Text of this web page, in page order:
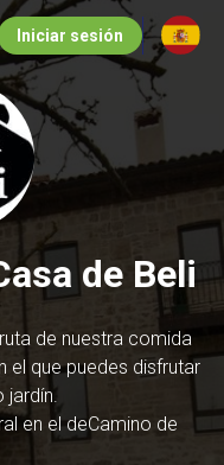
Iniciar sesión
de Beli
de nuestra comida
el que puedes disfrutar
jardín.
en el deCamino de